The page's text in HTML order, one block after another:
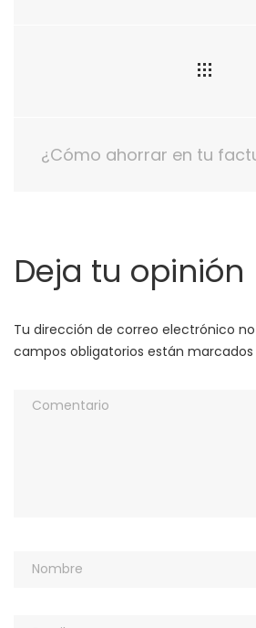
Deja tu opinión
Tu dirección de correo electrónico
campos obligatorios están